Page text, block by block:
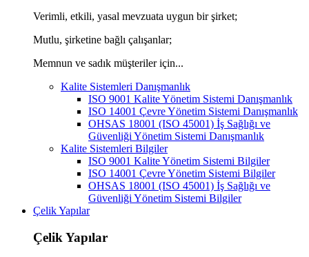
Verimli, etkili, yasal mevzuata uygun bir şirket;
Mutlu, şirketine bağlı çalışanlar;
Memnun ve sadık müşteriler için...
Kalite Sistemleri Danışmanlık
ISO 9001 Kalite Yönetim Sistemi Danışmanlık
ISO 14001 Çevre Yönetim Sistemi Danışmanlık
OHSAS 18001 (ISO 45001) İş Sağlığı ve
Güvenliği Yönetim Sistemi Danışmanlık
Kalite Sistemleri Bilgiler
ISO 9001 Kalite Yönetim Sistemi Bilgiler
ISO 14001 Çevre Yönetim Sistemi Bilgiler
OHSAS 18001 (ISO 45001) İş Sağlığı ve
Güvenliği Yönetim Sistemi Bilgiler
Çelik Yapılar
Çelik Yapılar